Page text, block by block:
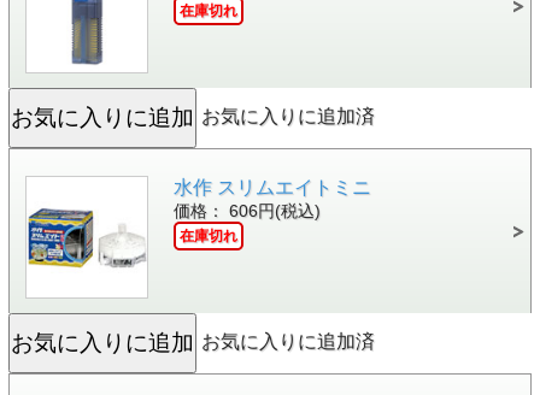
在庫切れ
お気に入りに追加済
水作 スリムエイトミニ
価格： 606円(税込)
在庫切れ
お気に入りに追加済